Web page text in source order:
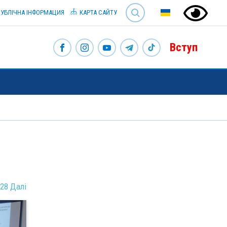
SEARCH
ІНФОРМАЦИЯ
КАРТА САЙТУ
Вступ
28 Далі